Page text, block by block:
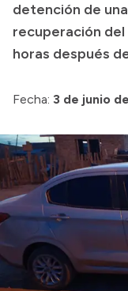
Convocatorias
Intranet
detención de
recuperación
horas después
Fecha: 3 de junio